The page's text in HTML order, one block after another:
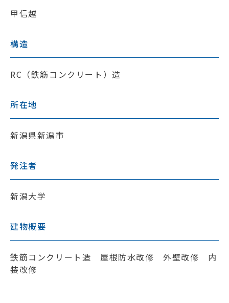
甲信越
構造
RC（鉄筋コンクリート）造
所在地
新潟県新潟市
発注者
新潟大学
建物概要
鉄筋コンクリート造 屋根防水改修 外壁改修 内
装改修